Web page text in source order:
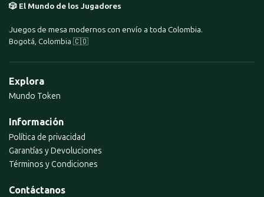
🎲 El Mundo de los Jugadores
Juegos de mesa modernos con envío a toda Colombia.
Bogotá, Colombia 🇨🇴
Explora
Mundo Token
Información
Política de privacidad
Garantías y Devoluciones
Términos y Condiciones
Contáctanos